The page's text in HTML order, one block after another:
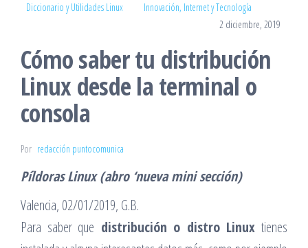
Diccionario y Utilidades Linux
Innovación, Internet y Tecnología
2 diciembre, 2019
Cómo saber tu distribución
Linux desde la terminal o
consola
Por redacción puntocomunica
Píldoras Linux (abro ‘nueva mini sección)
Valencia, 02/01/2019, G.B.
Para saber que distribución o distro Linux tienes